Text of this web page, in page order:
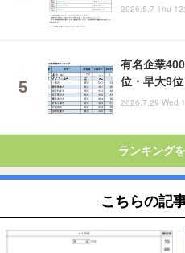
2026.5.7 Thu
有名企業
位・早大9位
2026.7.29 Wed
ランキング
こちらの記